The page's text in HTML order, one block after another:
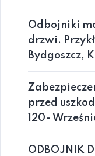
opisano
Odbojniki
drzwi.
Bydgoszcz,
przed
120-
ODBOJNIK